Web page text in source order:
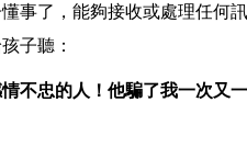
事了，能夠接收或處理任何
子聽：
不忠的人！他騙了我一次又